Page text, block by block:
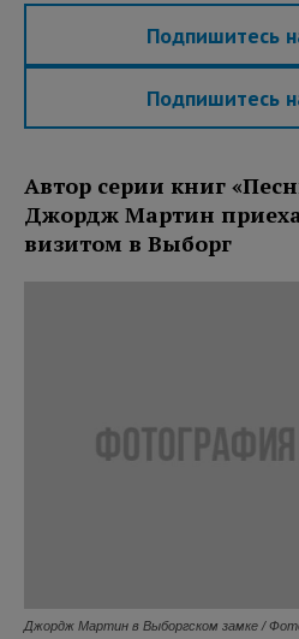
Подпишитесь
Подпишитесь
Автор серии книг
Джордж Мартин
визитом в Выборг
Джордж Мартин в Выборгском замке /